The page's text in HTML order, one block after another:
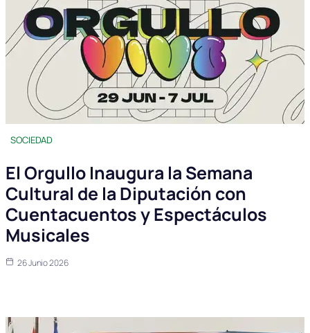
SOCIEDAD
El Orgullo Inaugura la Semana
Cultural de la Diputación con
Cuentacuentos y Espectáculos
Musicales
26 Junio 2026